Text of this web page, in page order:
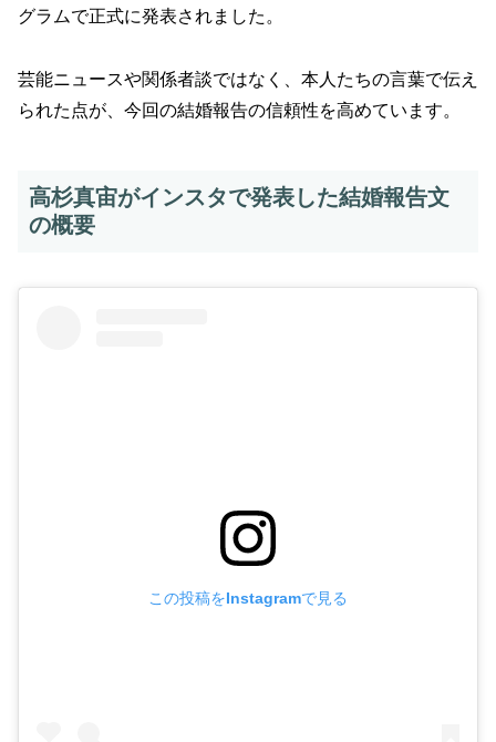
グラムで正式に発表されました。
芸能ニュースや関係者談ではなく、本人たちの言葉で伝え
られた点が、今回の結婚報告の信頼性を高めています。
高杉真宙がインスタで発表した結婚報告文
の概要
この投稿をInstagramで見る